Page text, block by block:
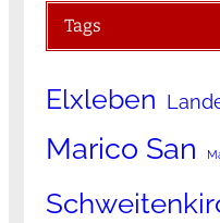
Tags
Elxleben
Marico San